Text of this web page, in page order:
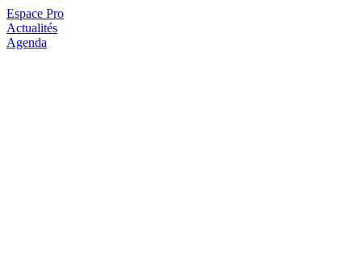
Espace Pro
Actualités
Agenda